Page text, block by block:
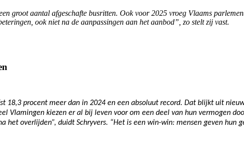
groot aantal afgeschafte busritten. Ook voor 2025 vroeg Vlaams
ook niet na de aanpassingen aan het aanbod”, zo stelt zij vast.
procent meer dan in 2024 en een absoluut record. Dat blijkt uit
Vlamingen kiezen er al bij leven voor om een deel van hun vermogen
het overlijden”, duidt Schryvers. “Het is een win-win: mensen geven